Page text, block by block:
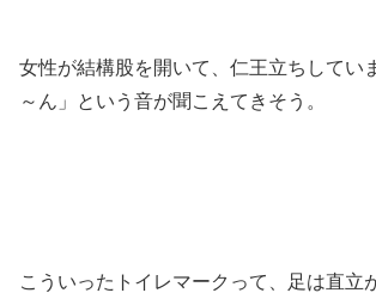
女性が結構股を開いて、仁王立ちしてい
～ん」という音が聞こえてきそう。
こういったトイレマークって、足は直立